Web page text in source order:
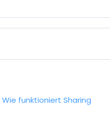
Wie funktioniert Sharing